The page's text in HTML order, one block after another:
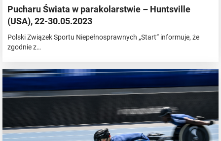
Pucharu Świata w parakolarstwie – Huntsville
(USA), 22-30.05.2023
Polski Związek Sportu Niepełnosprawnych „Start” informuje, że
zgodnie z…